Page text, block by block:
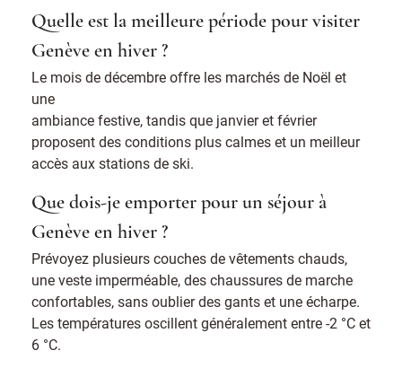
Quelle est la meilleure période pour visiter
Genève en hiver ?
Le mois de décembre offre les marchés de Noël et
une
ambiance festive, tandis que janvier et février
proposent des conditions plus calmes et un meilleur
accès aux stations de ski.
Que dois-je emporter pour un séjour à
Genève en hiver ?
Prévoyez plusieurs couches de vêtements chauds,
une veste imperméable, des chaussures de marche
confortables, sans oublier des gants et une écharpe.
Les températures oscillent généralement entre -2 °C et
6 °C.